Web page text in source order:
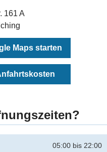
161 A
Maps starten
05:00 bis 22:00